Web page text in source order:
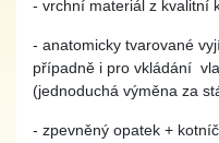
- vrchní materiál z kvalitní
- anatomicky tvarované
případně i pro vkládání
(jednoduchá výměna za
- zpevněný opatek +